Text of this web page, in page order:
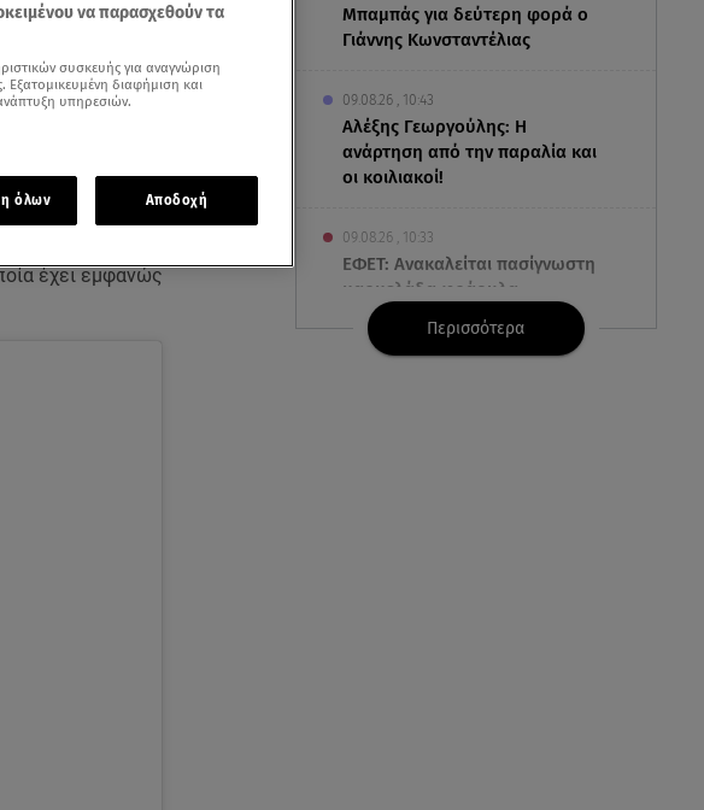
Μπαμπάς για δεύτερη φορά ο
Γιάννης Κωνσταντέλιας
09.08.26 , 10:43
Αλέξης Γεωργούλης: Η
ανάρτηση από την παραλία και
οι κοιλιακοί!
09.08.26 , 10:33
ΕΦΕΤ: Ανακαλείται πασίγνωστη
μαρμελάδα φράουλα
09.08.26 , 10:13
Περισσότερα
αναζήτησης
ς πατέρας για πρώτη φορά
έχει εμφανώς
να παρασχεθούν τα
συσκευής για αναγνώριση
διαφήμιση και
υπηρεσιών.
όλων Αποδοχή